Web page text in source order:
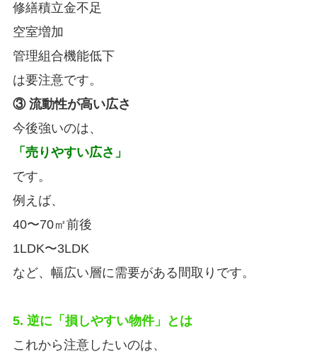
修繕積立金不足
空室増加
管理組合機能低下
は要注意です。
③ 流動性が高い広さ
今後強いのは、
「売りやすい広さ」
です。
例えば、
40〜70㎡前後
1LDK〜3LDK
など、幅広い層に需要がある間取りです。
5. 逆に「損しやすい物件」とは
これから注意したいのは、